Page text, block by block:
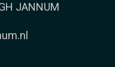
JANNUM